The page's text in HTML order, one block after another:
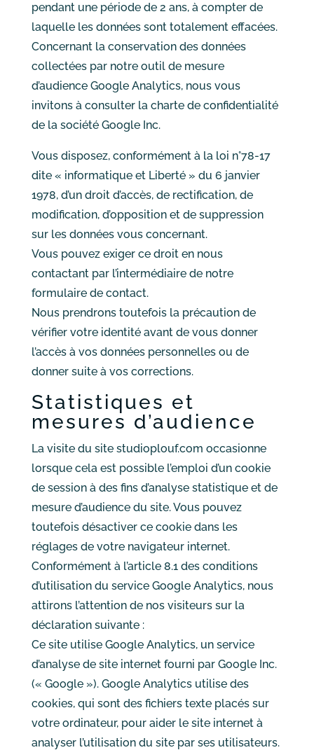
pendant une période de 2 ans, à compter de
laquelle les données sont totalement effacées.
Concernant la conservation des données
collectées par notre outil de mesure
d’audience Google Analytics, nous vous
invitons à consulter la charte de confidentialité
de la société Google Inc.
Vous disposez, conformément à la loi n°78-17
dite « informatique et Liberté » du 6 janvier
1978, d’un droit d’accès, de rectification, de
modification, d’opposition et de suppression
sur les données vous concernant.
Vous pouvez exiger ce droit en nous
contactant par l’intermédiaire de notre
formulaire de contact.
Nous prendrons toutefois la précaution de
vérifier votre identité avant de vous donner
l’accès à vos données personnelles ou de
donner suite à vos corrections.
Statistiques et
mesures d’audience
La visite du site studioplouf.com occasionne
lorsque cela est possible l’emploi d’un cookie
de session à des fins d’analyse statistique et de
mesure d’audience du site. Vous pouvez
toutefois désactiver ce cookie dans les
réglages de votre navigateur internet.
Conformément à l’article 8.1 des conditions
d’utilisation du service Google Analytics, nous
attirons l’attention de nos visiteurs sur la
déclaration suivante :
Ce site utilise Google Analytics, un service
d’analyse de site internet fourni par Google Inc.
(« Google »). Google Analytics utilise des
cookies, qui sont des fichiers texte placés sur
votre ordinateur, pour aider le site internet à
analyser l’utilisation du site par ses utilisateurs.